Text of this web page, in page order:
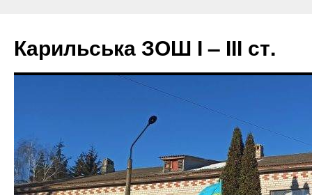
вмісту
Карильська ЗОШ І – ІІІ ст.